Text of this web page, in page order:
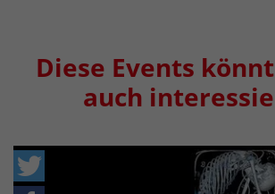
Diese Events
auch